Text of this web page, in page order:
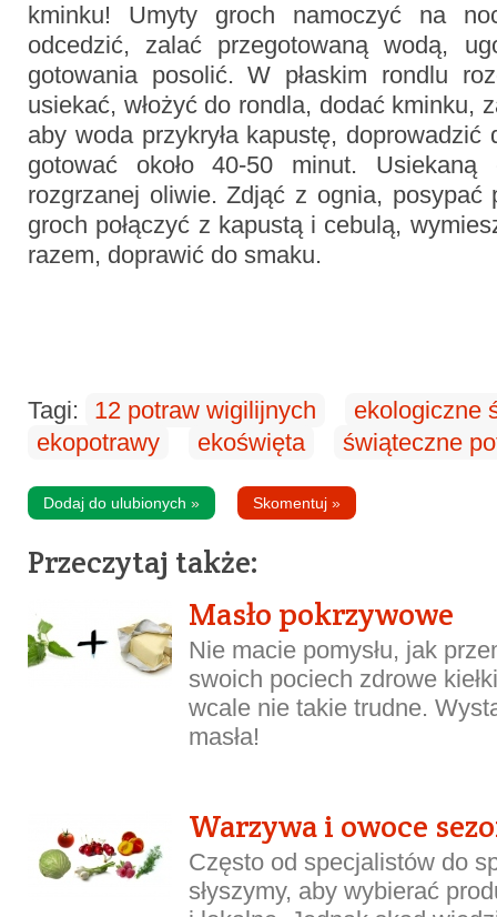
kminku! Umyty groch namoczyć na
odcedzić, zalać przegotowaną wodą,
gotowania posolić. W płaskim rondlu
usiekać, włożyć do rondla, dodać kminku,
aby woda przykryła kapustę,
gotować około 40-50 minut.
rozgrzanej oliwie. Zdjąć z ognia, posypać
groch połączyć z kapustą i cebulą,
razem, doprawić do smaku.
Tagi: 12 potraw wigilijnych
ekologiczne
ekopotrawy
ekoświęta świąteczne
Dodaj do ulubionych » Skomentuj »
Przeczytaj także:
Masło pokrzywowe
Nie macie pomysłu, jak
swoich pociech zdrowe
wcale nie takie trudne.
masła!
Warzywa i owoce
Często od specjalistów do
słyszymy, aby wybierać